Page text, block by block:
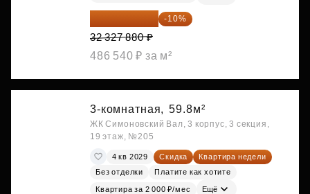
29 095 092 ₽ -10%
32 327 880 ₽
486 540 ₽ за м²
3-комнатная, 59.8м²
ЖК Симоновский Вал, 3 корпус, 3 секция,
19 этаж, №205
4 кв 2029 Скидка
Квартира недели
Без отделки
Платите как хотите
Квартира за 2 000 ₽/мес Ещё